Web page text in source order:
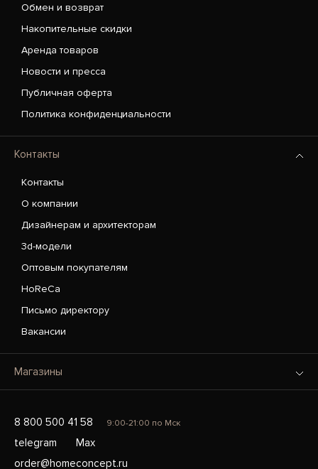
Обмен и возврат
Накопительные скидки
Аренда товаров
Новости и пресса
Публичная оферта
Политика конфиденциальности
Контакты
Контакты
О компании
Дизайнерам и архитекторам
3d-модели
Оптовым покупателям
HoReCa
Письмо директору
Вакансии
Магазины
8 800 500 41 58 9:00-21:00 по Мск
telegram
Max
order@homeconcept.ru